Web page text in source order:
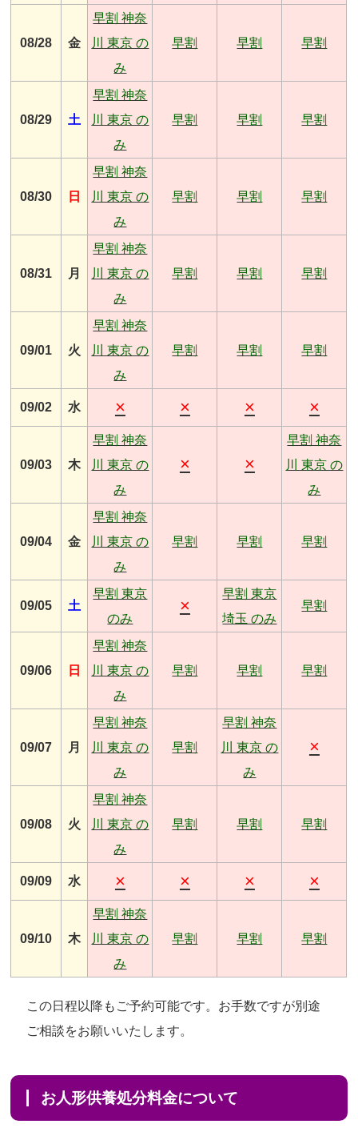
08/28 金
早割 神奈
川 東京 の
み
早割 早割 早割
08/29 土
早割 神奈
川 東京 の
み
早割 早割 早割
08/30 日
早割 神奈
川 東京 の
み
早割 早割 早割
08/31 月
早割 神奈
川 東京 の
み
早割 早割 早割
09/01 火
早割 神奈
川 東京 の
み
早割 早割 早割
09/02 水 × × × ×
09/03 木
早割 神奈
川 東京 の
み
× ×
早割 神奈
川 東京 の
み
09/04 金
早割 神奈
川 東京 の
み
早割 早割 早割
09/05 土
早割 東京
のみ
×
早割 東京
埼玉 のみ
早割
09/06 日
早割 神奈
川 東京 の
み
早割 早割 早割
09/07 月
早割 神奈
川 東京 の
み
早割
早割 神奈
川 東京 の
み
×
09/08 火
早割 神奈
川 東京 の
み
早割 早割 早割
09/09 水 × × × ×
09/10 木
早割 神奈
川 東京 の
み
早割 早割 早割
この日程以降もご予約可能です。お手数ですが別途
ご相談をお願いいたします。
お人形供養処分料金について